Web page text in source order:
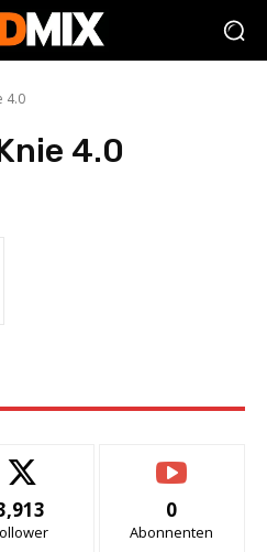
4.0
4.0
0
Abonnenten